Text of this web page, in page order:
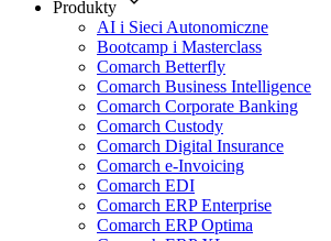
Produkty
AI i Sieci Autonomiczne
Bootcamp i Masterclass
Comarch Betterfly
Comarch Business Intelligence
Comarch Corporate Banking
Comarch Custody
Comarch Digital Insurance
Comarch e-Invoicing
Comarch EDI
Comarch ERP Enterprise
Comarch ERP Optima